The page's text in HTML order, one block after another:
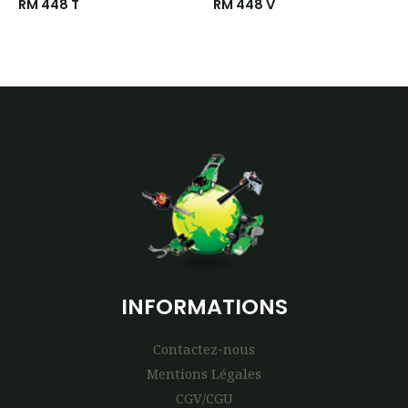
RM 448 T RM 448 V
INFORMATIONS
Contactez-nous
Mentions Légales
CGV/CGU